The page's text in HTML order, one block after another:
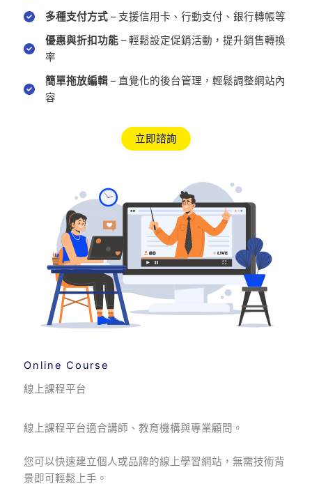
多種支付方式 – 支援信用卡、行動支付、銀行轉帳等
優惠與折扣功能 – 輕鬆設定促銷活動，提升銷售轉換
率
簡單拖放編輯 – 直覺化的後台管理，輕鬆調整網站內
容
立即諮詢
Online Course
線上課程平台
線上課程平台適合講師、教育機構與專業顧問。
您可以快速建立個人或品牌的線上學習網站，無需技術背
景即可輕鬆上手。